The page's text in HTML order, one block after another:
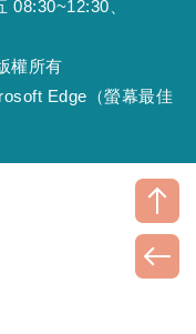
08:30~12:30、
權所有
Edge（螢幕最佳